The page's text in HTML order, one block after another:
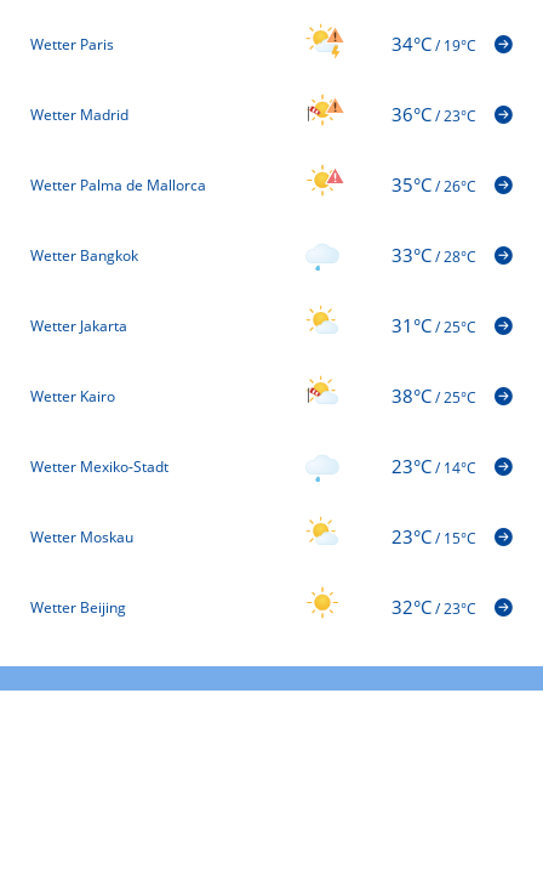
Wetter Paris 34°C/19°C
Wetter Madrid 36°C/23°C
Wetter Palma de Mallorca 35°C/26°C
Wetter Bangkok 33°C/28°C
Wetter Jakarta 31°C/25°C
Wetter Kairo 38°C/25°C
Wetter Mexiko-Stadt 23°C/14°C
Wetter Moskau 23°C/15°C
Wetter Beijing 32°C/23°C